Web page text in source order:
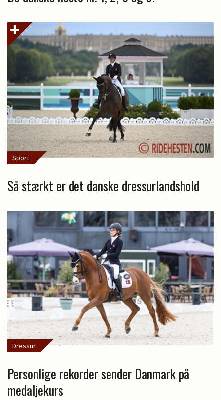
Sport
Så stærkt er det danske dressurlandshold
Dressur
Personlige rekorder sender Danmark på
medaljekurs